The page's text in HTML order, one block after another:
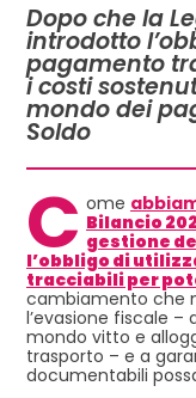
Dopo che la
introdotto
pagamento
i costi
mondo dei
Soldo
C ome
Bilancio
gestione
l’obbligo di
tracciabili per
cambiamento che
l’evasione fiscale
mondo vitto e
trasporto – e a
documentabili